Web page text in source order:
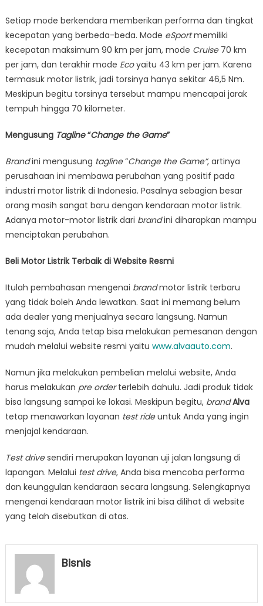
Setiap mode berkendara memberikan performa dan tingkat
kecepatan yang berbeda-beda. Mode eSportmemiliki
kecepatan maksimum 90 km per jam, mode Cruise70 km
per jam, dan terakhir mode Ecoyaitu 43 km per jam. Karena
termasuk motor listrik, jadi torsinya hanya sekitar 46,5 Nm.
Meskipun begitu torsinya tersebut mampu mencapai jarak
tempuh hingga 70 kilometer.
Mengusung Tagline“Change the Game”
Brandini mengusung tagline“Change the Game”, artinya
perusahaan ini membawa perubahan yang positif pada
industri motor listrik di Indonesia. Pasalnya sebagian besar
orang masih sangat baru dengan kendaraan motor listrik.
Adanya motor-motor listrik dari brandini diharapkan mampu
menciptakan perubahan.
Beli Motor Listrik Terbaik di Website Resmi
Itulah pembahasan mengenai brandmotor listrik terbaru
yang tidak boleh Anda lewatkan. Saat ini memang belum
ada dealer yang menjualnya secara langsung. Namun
tenang saja, Anda tetap bisa melakukan pemesanan dengan
mudah melalui website resmi yaitu www.alvaauto.com.
Namun jika melakukan pembelian melalui website, Anda
harus melakukan pre orderterlebih dahulu. Jadi produk tidak
bisa langsung sampai ke lokasi. Meskipun begitu, brandAlva
tetap menawarkan layanan test rideuntuk Anda yang ingin
menjajal kendaraan.
Test drivesendiri merupakan layanan uji jalan langsung di
lapangan. Melalui test drive, Anda bisa mencoba performa
dan keunggulan kendaraan secara langsung. Selengkapnya
mengenai kendaraan motor listrik ini bisa dilihat di website
yang telah disebutkan di atas.
Bisnis